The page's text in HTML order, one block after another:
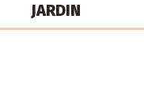
JARDIN